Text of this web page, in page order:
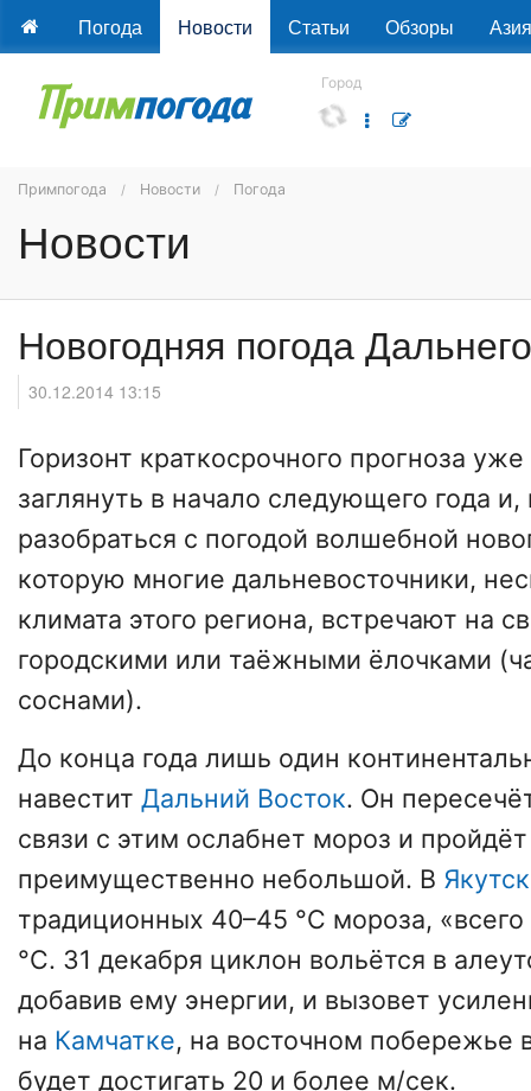
Погода Новости Статьи Обзоры Азия
Город
Примпогода Новости Погода
Новости
Новогодняя погода
30.12.2014 13:15
Горизонт краткосрочного прогноза
заглянуть в начало следующего года и,
разобраться с погодой волшебной
которую многие дальневосточники,
климата этого региона, встречают на
городскими или таёжными ёлочками
соснами).
До конца года лишь один
навестит Дальний Восток. Он
связи с этим ослабнет мороз и пройдёт
преимущественно небольшой. В
традиционных 40–45 °C мороза,
°C. 31 декабря циклон вольётся в
добавив ему энергии, и вызовет
на Камчатке, на восточном побережье
будет достигать 20 и более м/сек.